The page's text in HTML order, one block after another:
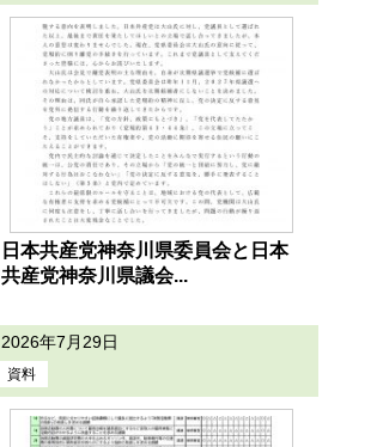
日本共産党神奈川県委員会と日本
共産党神奈川県議会...
2026年7月29日
資料